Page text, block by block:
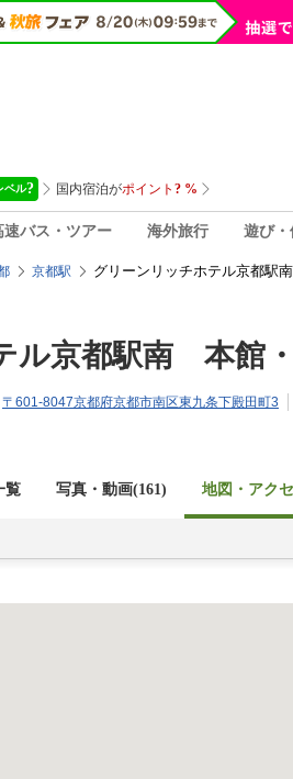
速バス・ツアー 海外旅行 遊び・
京都駅 グリーンリッチホテル京都
ル京都駅南 本館
〒601-8047京都府京都市南区東九条下殿田町3
覧 写真・動画(161) 地図・アク